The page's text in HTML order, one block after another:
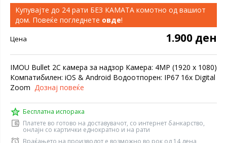
Купувајте до 24 рати БЕЗ КАМАТА комотно од вашиот
дом. Повеќе погледнете овде!
Цена 1.900 ден
IMOU Bullet 2C камера за надзор Камера: 4MP (1920 x 1080)
Компатибилен: iOS & Android Водоотпорен: IP67 16x Digital
Zoom Дознај повеќе
Бесплатна испорака
Платете во готово на доставувачот, со интернет банкарство,
онлајн со картички еднократно и на рати
Враќањето на производот е возможно во рок од 14 дена